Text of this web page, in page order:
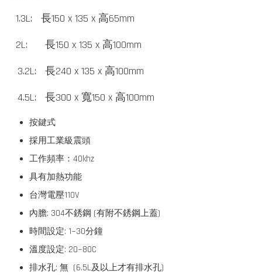
1.3L: 長150 x 135 x 高65mm
2L: 長150 x 135 x 高100mm
3.2L: 長240 x 135 x 高100mm
4.5L: 長300 x 寬150 x 高100mm
按鍵式
採用工業級震頭
工作頻率：40khz
具有加熱功能
台灣電壓110V
內膽: 304不銹鋼 (有附不銹鋼上蓋)
時間設定: 1~30分鐘
溫度設定: 20~80C
排水孔: 無 (6.5L及以上才有排水孔)